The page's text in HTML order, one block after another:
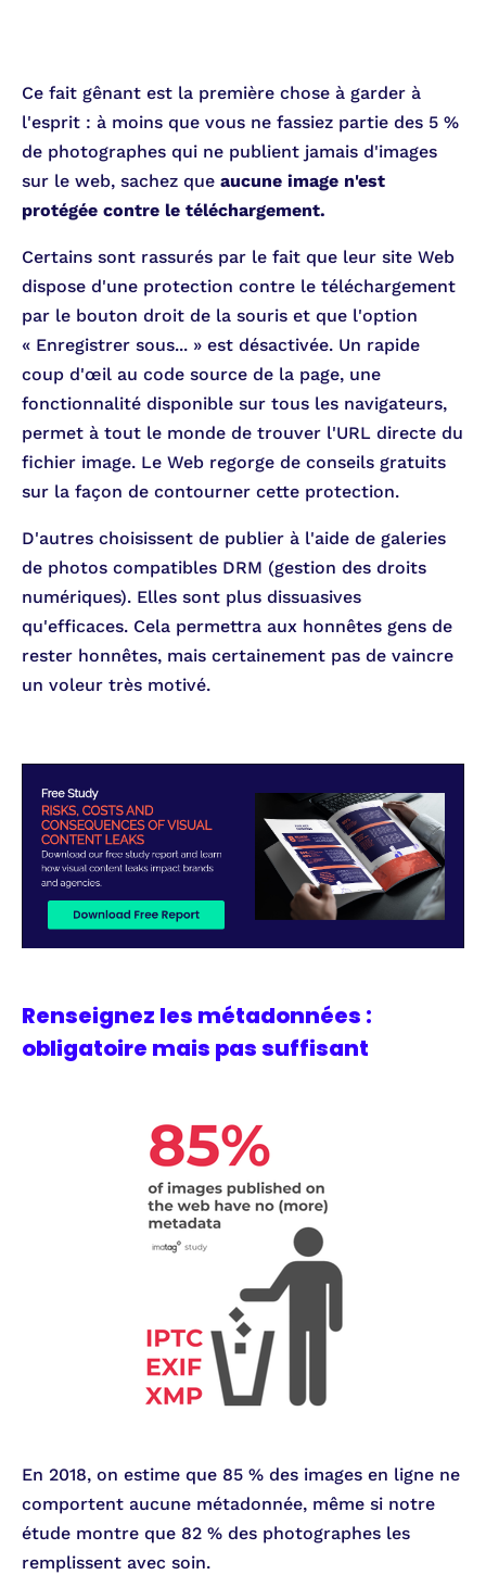
Ce fait gênant est la première chose à garder à
l'esprit : à moins que vous ne fassiez partie des 5 %
de photographes qui ne publient jamais d'images
sur le web, sachez que aucune image n'est
protégée contre le téléchargement.
Certains sont rassurés par le fait que leur site Web
dispose d'une protection contre le téléchargement
par le bouton droit de la souris et que l'option
« Enregistrer sous... » est désactivée. Un rapide
coup d'œil au code source de la page, une
fonctionnalité disponible sur tous les navigateurs,
permet à tout le monde de trouver l'URL directe du
fichier image. Le Web regorge de conseils gratuits
sur la façon de contourner cette protection.
D'autres choisissent de publier à l'aide de galeries
de photos compatibles DRM (gestion des droits
numériques). Elles sont plus dissuasives
qu'efficaces. Cela permettra aux honnêtes gens de
rester honnêtes, mais certainement pas de vaincre
un voleur très motivé.
Renseignez les métadonnées :
obligatoire mais pas suffisant
En 2018, on estime que 85 % des images en ligne ne
comportent aucune métadonnée, même si notre
étude montre que 82 % des photographes les
remplissent avec soin.